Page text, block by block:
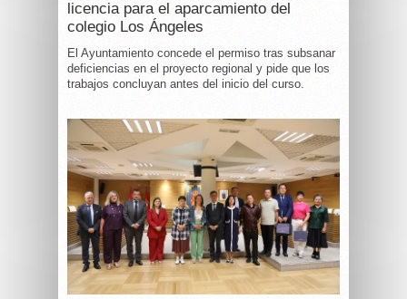
licencia para el aparcamiento del
colegio Los Ángeles
El Ayuntamiento concede el permiso tras subsanar
deficiencias en el proyecto regional y pide que los
trabajos concluyan antes del inicio del curso.